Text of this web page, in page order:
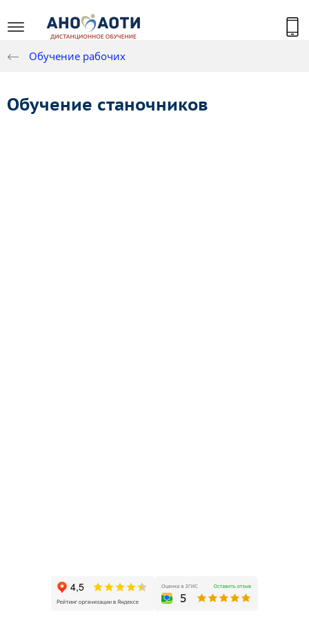
Обучение рабочих
Обучение станочников